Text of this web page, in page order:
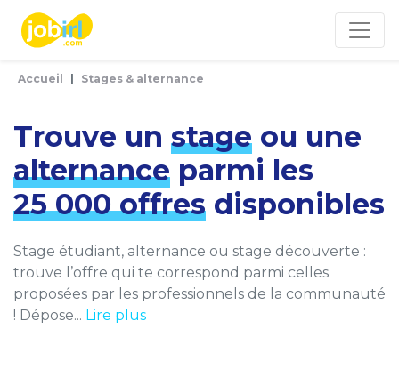
Accueil Stages & alternance
Trouve un stage ou une
alternance parmi les
25 000 offres disponibles
Stage étudiant, alternance ou stage découverte :
trouve l’offre qui te correspond parmi celles
proposées par les professionnels de la communauté
! Dépose... Lire plus
Panneau de gestion des cookies